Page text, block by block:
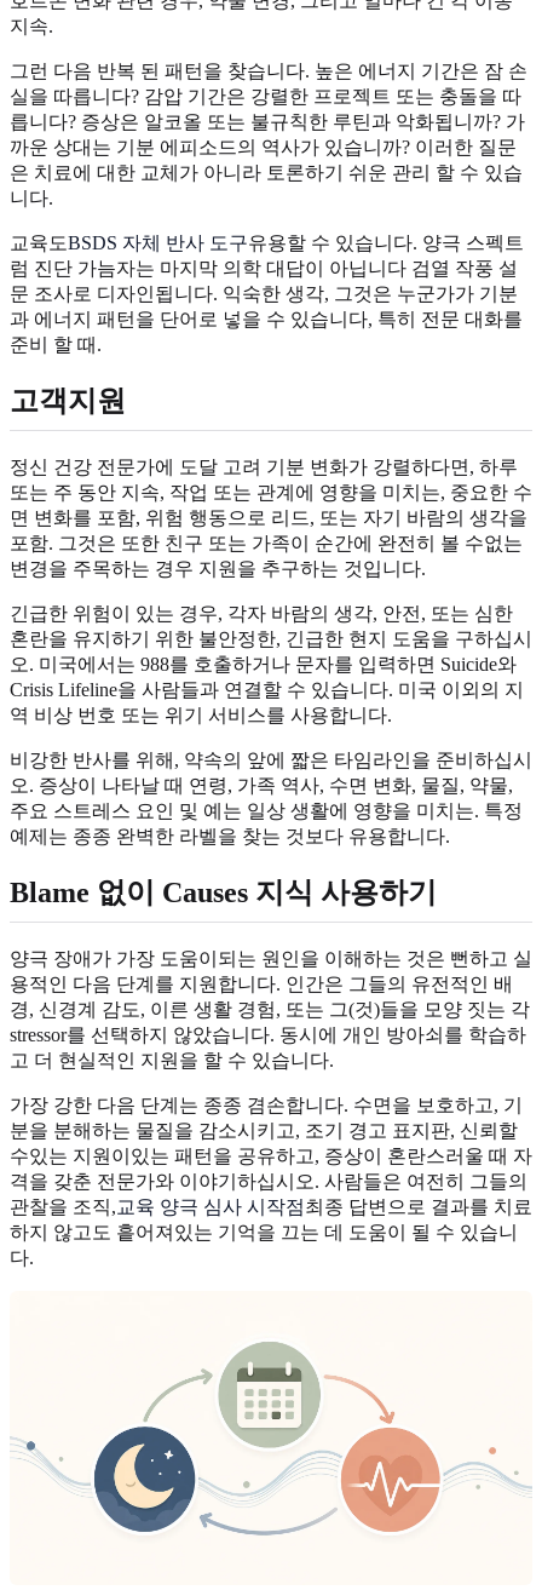
지속.
그런 다음 반복 된 패턴을 찾습니다. 높은 에너지 기간은 잠 손
실을 따릅니다? 감압 기간은 강렬한 프로젝트 또는 충돌을 따
릅니다? 증상은 알코올 또는 불규칙한 루틴과 악화됩니까? 가
까운 상대는 기분 에피소드의 역사가 있습니까? 이러한 질문
은 치료에 대한 교체가 아니라 토론하기 쉬운 관리 할 수 있습
니다.
교육도BSDS 자체 반사 도구유용할 수 있습니다. 양극 스펙트
럼 진단 가늠자는 마지막 의학 대답이 아닙니다 검열 작풍 설
문 조사로 디자인됩니다. 익숙한 생각, 그것은 누군가가 기분
과 에너지 패턴을 단어로 넣을 수 있습니다, 특히 전문 대화를
준비 할 때.
고객지원
정신 건강 전문가에 도달 고려 기분 변화가 강렬하다면, 하루
또는 주 동안 지속, 작업 또는 관계에 영향을 미치는, 중요한 수
면 변화를 포함, 위험 행동으로 리드, 또는 자기 바람의 생각을
포함. 그것은 또한 친구 또는 가족이 순간에 완전히 볼 수없는
변경을 주목하는 경우 지원을 추구하는 것입니다.
긴급한 위험이 있는 경우, 각자 바람의 생각, 안전, 또는 심한
혼란을 유지하기 위한 불안정한, 긴급한 현지 도움을 구하십시
오. 미국에서는 988를 호출하거나 문자를 입력하면 Suicide와
Crisis Lifeline을 사람들과 연결할 수 있습니다. 미국 이외의 지
역 비상 번호 또는 위기 서비스를 사용합니다.
비강한 반사를 위해, 약속의 앞에 짧은 타임라인을 준비하십시
오. 증상이 나타날 때 연령, 가족 역사, 수면 변화, 물질, 약물,
주요 스트레스 요인 및 예는 일상 생활에 영향을 미치는. 특정
예제는 종종 완벽한 라벨을 찾는 것보다 유용합니다.
Blame 없이 Causes 지식 사용하기
양극 장애가 가장 도움이되는 원인을 이해하는 것은 뻔하고 실
용적인 다음 단계를 지원합니다. 인간은 그들의 유전적인 배
경, 신경계 감도, 이른 생활 경험, 또는 그(것)들을 모양 짓는 각
stressor를 선택하지 않았습니다. 동시에 개인 방아쇠를 학습하
고 더 현실적인 지원을 할 수 있습니다.
가장 강한 다음 단계는 종종 겸손합니다. 수면을 보호하고, 기
분을 분해하는 물질을 감소시키고, 조기 경고 표지판, 신뢰할
수있는 지원이있는 패턴을 공유하고, 증상이 혼란스러울 때 자
격을 갖춘 전문가와 이야기하십시오. 사람들은 여전히 그들의
관찰을 조직,교육 양극 심사 시작점최종 답변으로 결과를 치료
하지 않고도 흩어져있는 기억을 끄는 데 도움이 될 수 있습니
다.